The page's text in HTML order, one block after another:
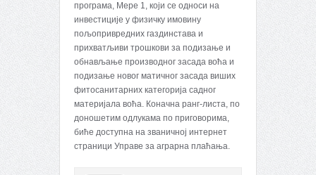
програма, Мере 1, који се односи на
инвестиције у физичку имовину
пољопривредних газдинстава и
прихватљиви трошкови за подизање и
обнављање производног засада воћа и
подизање новог матичног засада виших
фитосанитарних категорија садног
материјала воћа. Коначна ранг-листа, по
доношетим одлукама по приговорима,
биће доступна на званичној интернет
страници Управе за аграрна плаћања.